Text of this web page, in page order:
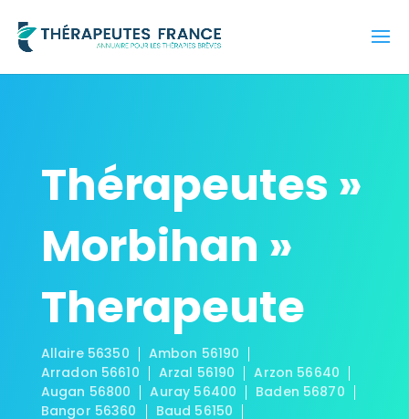
Thérapeutes »
Morbihan »
Therapeute
Allaire 56350
Ambon 56190
Arradon 56610
Arzal 56190
Arzon 56640
Augan 56800
Auray 56400
Baden 56870
Bangor 56360
Baud 56150